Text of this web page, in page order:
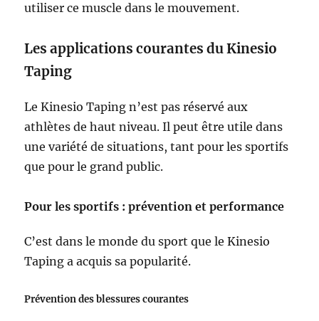
utiliser ce muscle dans le mouvement.
Les applications courantes du Kinesio
Taping
Le Kinesio Taping n’est pas réservé aux
athlètes de haut niveau. Il peut être utile dans
une variété de situations, tant pour les sportifs
que pour le grand public.
Pour les sportifs : prévention et performance
C’est dans le monde du sport que le Kinesio
Taping a acquis sa popularité.
Prévention des blessures courantes